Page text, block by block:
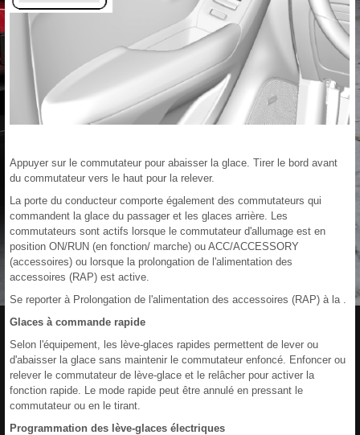
Appuyer sur le commutateur pour abaisser la glace. Tirer le bord avant
du commutateur vers le haut pour la relever.
La porte du conducteur comporte également des commutateurs qui
commandent la glace du passager et les glaces arrière. Les
commutateurs sont actifs lorsque le commutateur d'allumage est en
position ON/RUN (en fonction/ marche) ou ACC/ACCESSORY
(accessoires) ou lorsque la prolongation de l'alimentation des
accessoires (RAP) est active.
Se reporter à Prolongation de l'alimentation des accessoires (RAP) à la .
Glaces à commande rapide
Selon l'équipement, les lève-glaces rapides permettent de lever ou
d'abaisser la glace sans maintenir le commutateur enfoncé. Enfoncer ou
relever le commutateur de lève-glace et le relâcher pour activer la
fonction rapide. Le mode rapide peut être annulé en pressant le
commutateur ou en le tirant.
Programmation des lève-glaces électriques